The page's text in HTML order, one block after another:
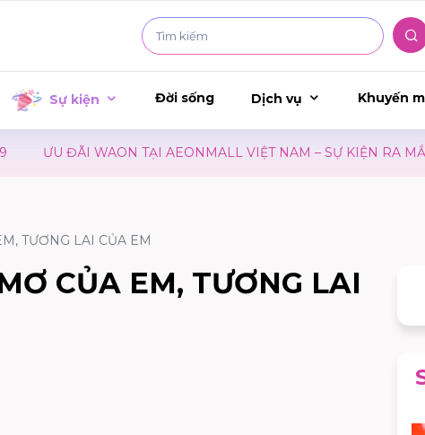
Sự kiện Đời sống Dịch vụ Khuyến
ƯU ĐÃI WAON TẠI AEONMALL VIỆT NAM – SỰ KIỆN RA MẮT
TƯƠNG LAI CỦA EM
CỦA EM, TƯƠNG LAI